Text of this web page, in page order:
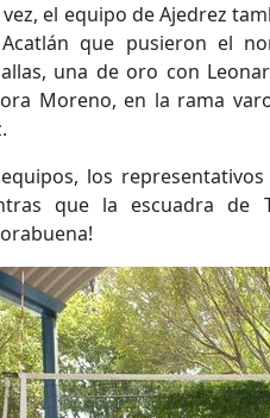
vez, el equipo de Ajedrez
Acatlán que pusieron el
una de oro con
Moreno, en la rama
los
que la escuadra de